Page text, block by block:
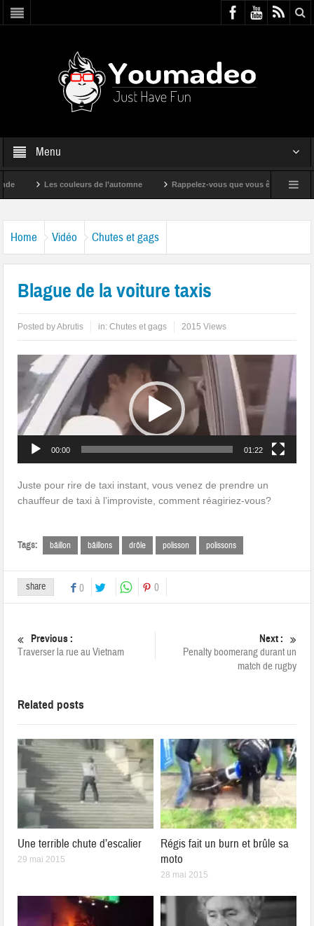
Menu
Les couleurs de l’automne Rappelez-vous que vous êtes super !
Home Vidéo Chutes et gags
Blague de la voiture taxis
Posted byAbrutis in:Chutes et gags 2015 Views
Lecteur
vidéo
00:00 01:22
Juste pour rire de taxi instant, vous venez de prendre un
chauffeur de taxi à l’improviste, comment réagiriez-vous?
Tags: bâillon bâillons drôle polisson polissons
share 0 0
Previous :
Traverser la rue au Vietnam
Next :
Penalty boomerang durant un
match de rugby
Related posts
Une terrible chute d’escalier
29 mai 2015
Régis fait un burn et brûle sa
moto
28 mai 2015